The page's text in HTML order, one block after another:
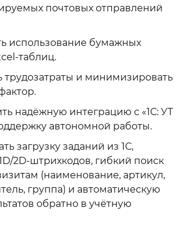
почтовых отправлений
бумажных
таблиц.
и минимизировать
интеграцию с «1С: УТ
автономной работы.
загрузку заданий из 1С,
2D-штрихкодов, гибкий поиск
(наименование, артикул,
группа) и автоматическую
обратно в учётную